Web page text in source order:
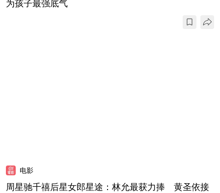
为孩子最强底气
电影
周星驰千禧后星女郎星途：林允最获力捧 黄圣依接